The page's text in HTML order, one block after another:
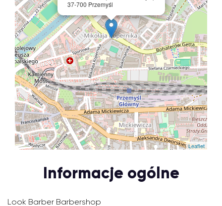
37-700 Przemyśl
Leaflet
Informacje ogólne
Look Barber Barbershop